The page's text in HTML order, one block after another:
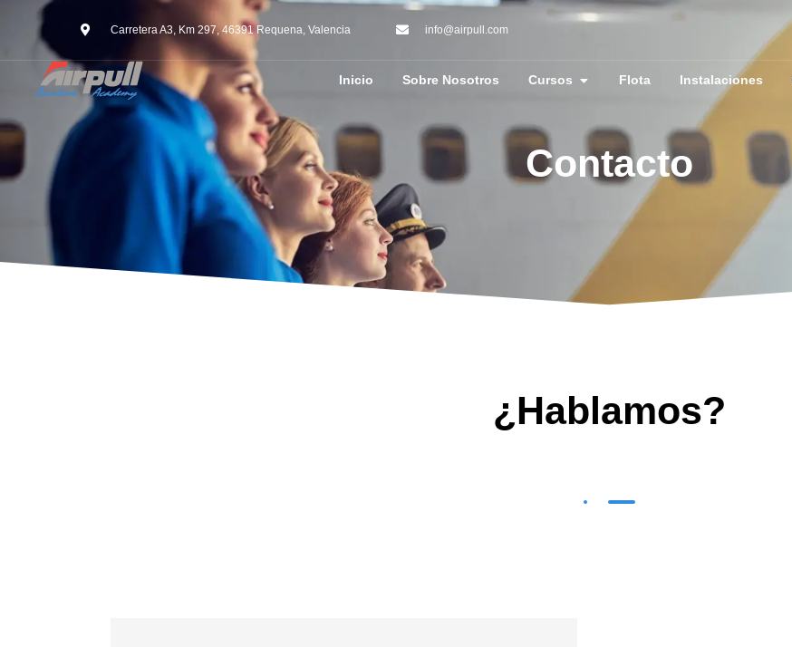
Carretera A3, Km 297, 46391 Requena, Valencia info@airpull.com
Inicio Sobre Nosotros Cursos Flota Instalaciones
Contacto
¿Hablamos?